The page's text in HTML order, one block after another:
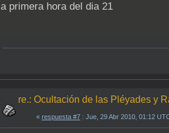
a primera hora del dia 21
re.: Ocultación de las Pléyades y
« respuesta #7 : Jue, 29 Abr 2010, 01:12